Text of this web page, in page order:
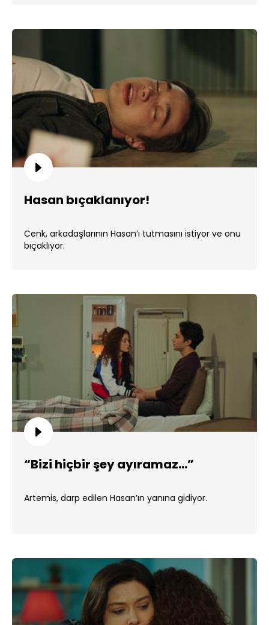
Hasan bıçaklanıyor!
Cenk, arkadaşlarının Hasan’ı tutmasını istiyor ve onu
bıçaklıyor.
“Bizi hiçbir şey ayıramaz…”
Artemis, darp edilen Hasan’ın yanına gidiyor.